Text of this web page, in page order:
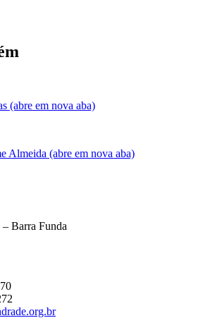
(abre em nova aba)
Almeida (abre em nova aba)
Barra Funda